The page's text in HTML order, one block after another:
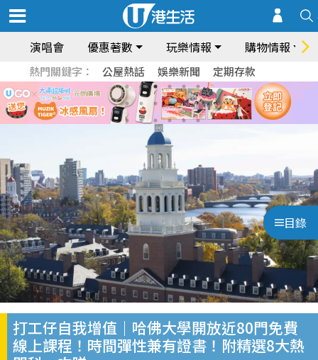
演唱會 優惠著數 玩樂情報 購物情報
熱門關鍵字： 公屋熱話 娛樂新聞 定期存款
目錄
打工仔自我增值｜哈佛大學開放近80門免費
線上課程！時間彈性兼有證書！附精選8大熱